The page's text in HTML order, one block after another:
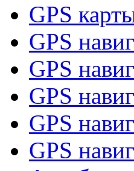
GPS
GPS
GPS
GPS
GPS
GPS